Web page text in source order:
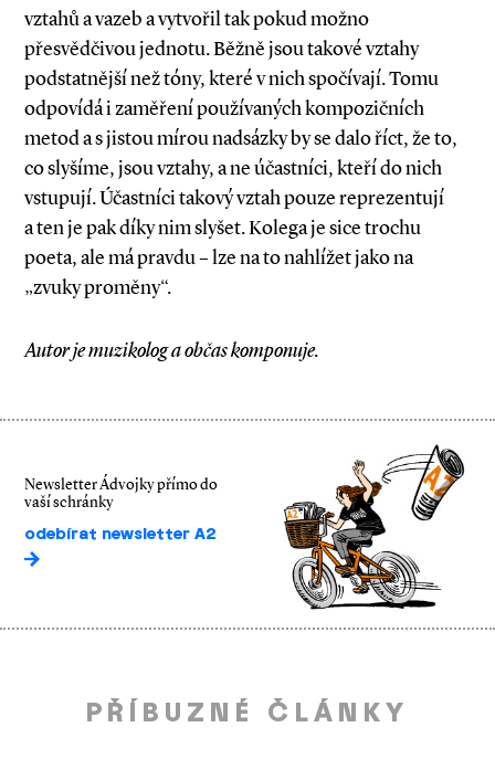
vztahů a vazeb a vytvořil tak pokud možno
přesvědčivou jednotu. Běžně jsou takové vztahy
podstatnější než tóny, které v nich spočívají. Tomu
odpovídá i zaměření používaných kompozičních
metod a s jistou mírou nadsázky by se dalo říct, že to,
co slyšíme, jsou vztahy, a ne účastníci, kteří do nich
vstupují. Účastníci takový vztah pouze reprezentují
a ten je pak díky nim slyšet. Kolega je sice trochu
poeta, ale má pravdu – lze na to nahlížet jako na
„zvuky proměny“.
Autor je muzikolog a občas komponuje.
Newsletter Ádvojky přímo do
vaší schránky
odebírat newsletter A2
PŘÍBUZNÉ ČLÁNKY